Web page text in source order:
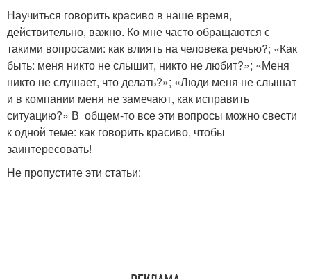
Научиться говорить красиво в наше время,
действительно, важно. Ко мне часто обращаются с
такими вопросами: как влиять на человека речью?; «Как
быть: меня никто не слышит, никто не любит?»; «Меня
никто не слушает, что делать?»; «Люди меня не слышат
и в компании меня не замечают, как исправить
ситуацию?» В общем-то все эти вопросы можно свести
к одной теме: как говорить красиво, чтобы
заинтересовать!
Не пропустите эти статьи: